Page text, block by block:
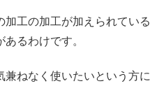
工の加工が加えられている
るわけです。
ねなく使いたいという方に